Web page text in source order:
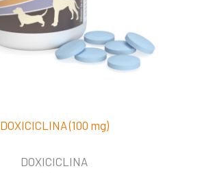
DOXICICLINA (100 mg)
DOXICICLINA